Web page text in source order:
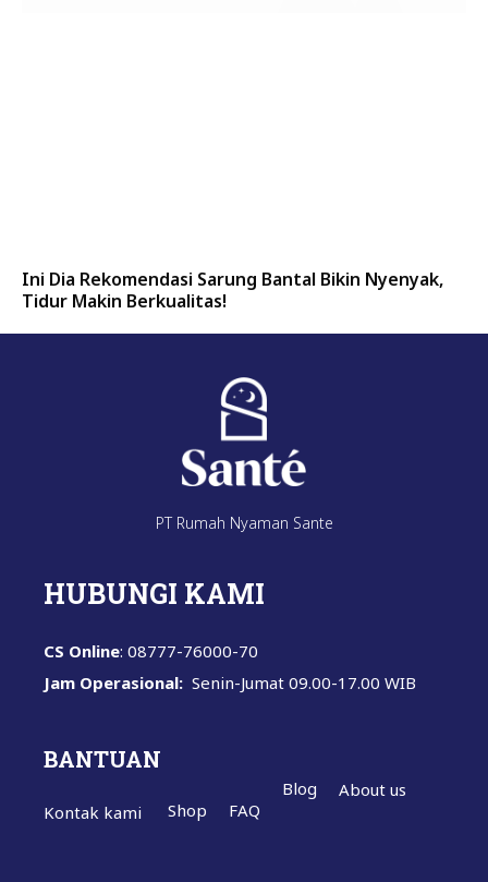
Ini Dia Rekomendasi Sarung Bantal Bikin Nyenyak,
Tidur Makin Berkualitas!
PT Rumah Nyaman Sante
HUBUNGI KAMI
CS Online: 08777-76000-70
Jam Operasional: Senin-Jumat 09.00-17.00 WIB
BANTUAN
Kontak kami Shop FAQ
Blog About us